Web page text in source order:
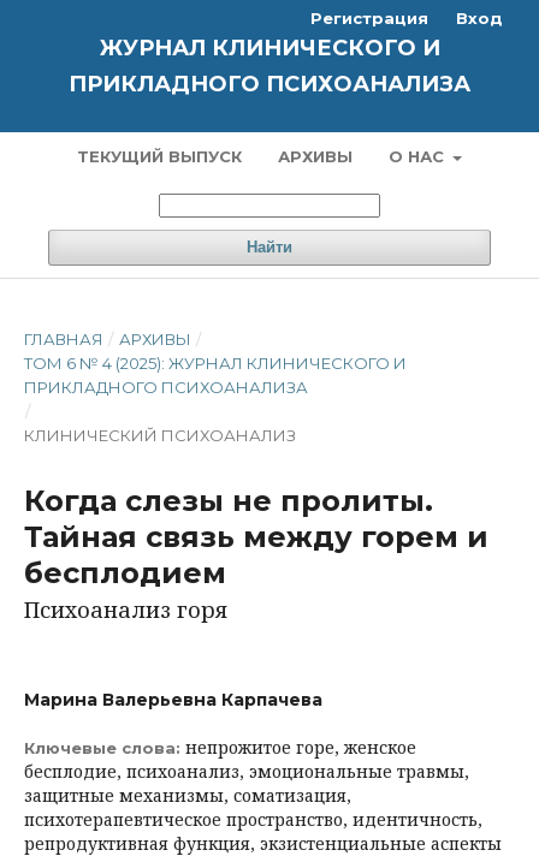
ЖУРНАЛ КЛИНИЧЕСКОГО И
ПРИКЛАДНОГО ПСИХОАНАЛИЗА
ТЕКУЩИЙ ВЫПУСК АРХИВЫ О НАС
Найти
Регистрация Вход
ГЛАВНАЯ / АРХИВЫ /
ТОМ 6 № 4 (2025): ЖУРНАЛ КЛИНИЧЕСКОГО И
ПРИКЛАДНОГО ПСИХОАНАЛИЗА
/
КЛИНИЧЕСКИЙ ПСИХОАНАЛИЗ
Когда слезы не пролиты.
Тайная связь между горем и
бесплодием
Психоанализ горя
Марина Валерьевна Карпачева
Ключевые слова: непрожитое горе, женское
бесплодие, психоанализ, эмоциональные травмы,
защитные механизмы, соматизация,
психотерапевтическое пространство, идентичность,
репродуктивная функция, экзистенциальные аспекты